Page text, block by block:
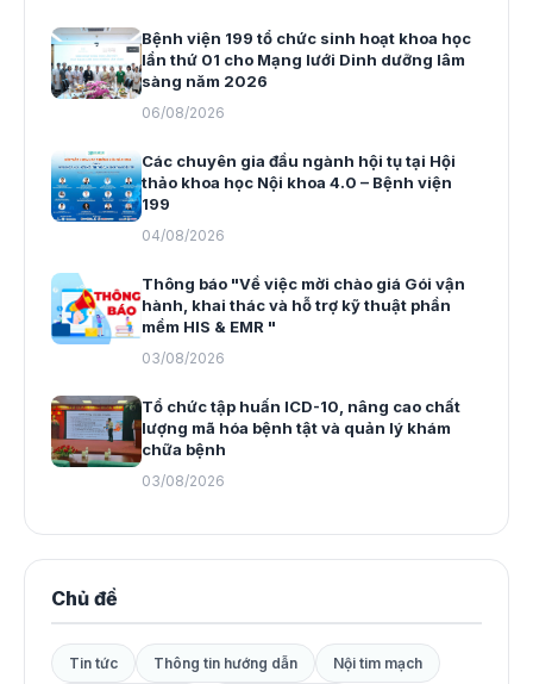
Bệnh viện 199 tổ chức sinh hoạt khoa học
lần thứ 01 cho Mạng lưới Dinh dưỡng lâm
sàng năm 2026
06/08/2026
Các chuyên gia đầu ngành hội tụ tại Hội
thảo khoa học Nội khoa 4.0 – Bệnh viện
199
04/08/2026
Thông báo "Về việc mời chào giá Gói vận
hành, khai thác và hỗ trợ kỹ thuật phần
mềm HIS & EMR "
03/08/2026
Tổ chức tập huấn ICD-10, nâng cao chất
lượng mã hóa bệnh tật và quản lý khám
chữa bệnh
03/08/2026
Chủ đề
Tin tức Thông tin hướng dẫn Nội tim mạch